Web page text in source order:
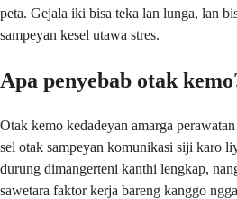
peta. Gejala iki bisa teka lan lunga, lan
sampeyan kesel utawa stres.
Apa penyebab otak
Otak kemo kedadeyan amarga
sel otak sampeyan komunikasi siji karo
durung dimangerteni kanthi lengkap,
sawetara faktor kerja bareng kanggo